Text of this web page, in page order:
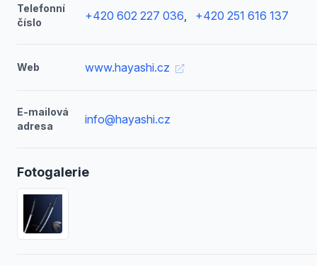
Telefonní
číslo
+420 602 227 036, +420 251 616 137
Web www.hayashi.cz
E-mailová
adresa
info@hayashi.cz
Fotogalerie